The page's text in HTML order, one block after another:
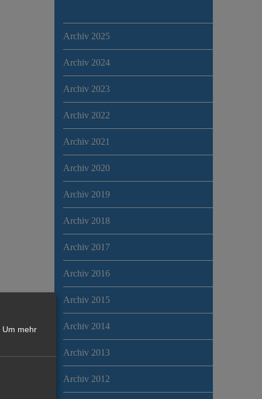
Archiv 2025
Archiv 2024
Archiv 2023
Archiv 2022
Archiv 2021
Archiv 2020
Archiv 2019
Archiv 2018
Archiv 2017
Archiv 2016
Archiv 2015
Archiv 2014
Archiv 2013
Archiv 2012
Um mehr